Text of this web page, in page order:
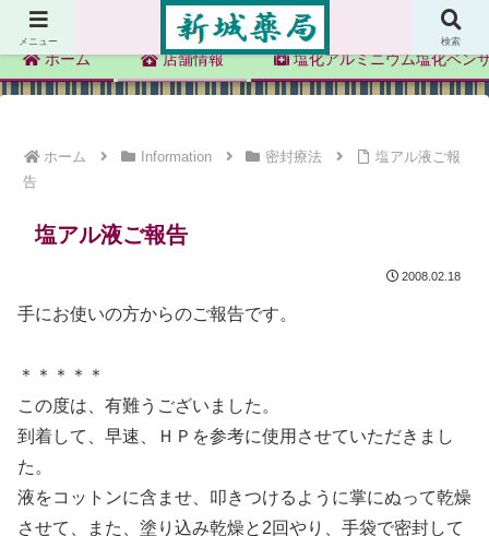
新城薬局
ホーム 店舗情報 塩化アルミニウム塩化ベン
ホーム Information 密封療法
塩アル液ご報
告
塩アル液ご報告
2008.02.18
手にお使いの方からのご報告です。
＊＊＊＊＊
この度は、有難うございました。
到着して、早速、ＨＰを参考に使用させていただきまし
た。
液をコットンに含ませ、叩きつけるように掌にぬって乾燥
させて、また、塗り込み乾燥と2回やり、手袋で密封して
メニュー 検索